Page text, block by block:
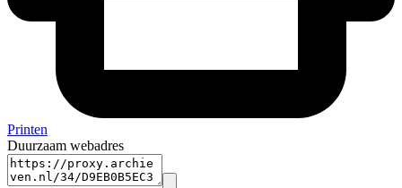
Printen
Duurzaam webadres